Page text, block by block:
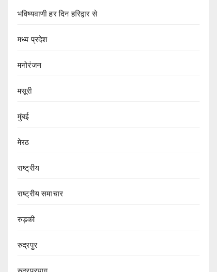
भविष्यवाणी हर दिन हरिद्वार से
मध्य प्रदेश
मनोरंजन
मसूरी
मुंबई
मेरठ
राष्ट्रीय
राष्ट्रीय समाचार
रुड़की
रुद्रपुर